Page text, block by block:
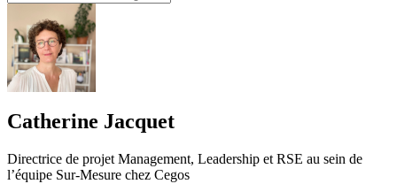
Catherine Jacquet
Directrice de projet Management, Leadership et RSE au sein de
l’équipe Sur-Mesure chez Cegos